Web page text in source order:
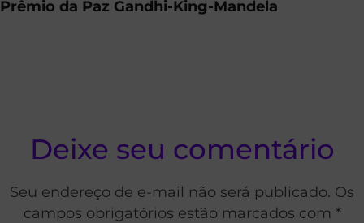
Prêmio da Paz Gandhi-King-Mandela
Deixe seu comentário
Seu endereço de e-mail não será publicado. Os
campos obrigatórios estão marcados com *